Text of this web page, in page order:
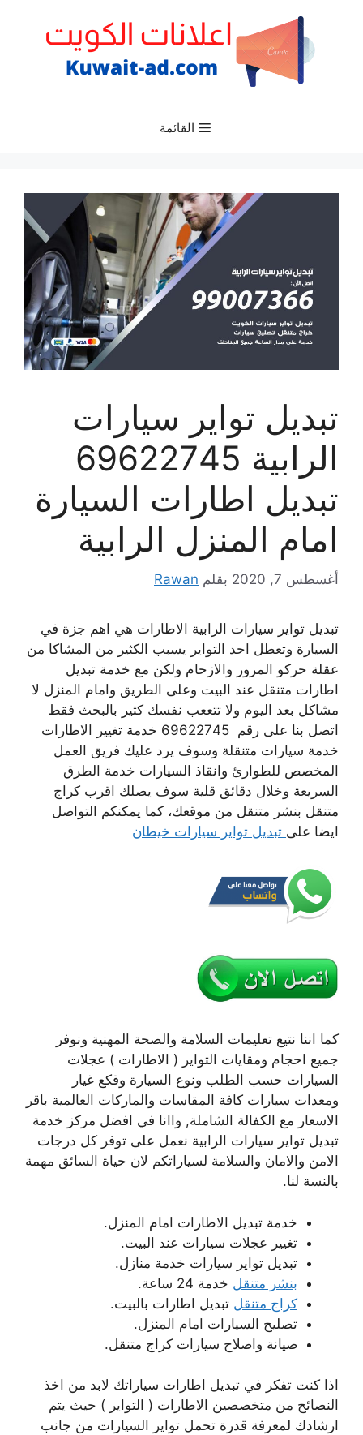
القائمة
تبديل تواير سيارات
الرابية 69622745
تبديل اطارات السيارة
امام المنزل الرابية
أغسطس 7, 2020 بقلم Rawan
تبديل تواير سيارات الرابية الاطارات هي اهم جزة في
السيارة وتعطل احد التواير يسبب الكثير من المشاكا من
عقلة حركو المرور والازحام ولكن مع خدمة تبديل
اطارات متنقل عند البيت وعلى الطريق وامام المنزل لا
مشاكل بعد اليوم ولا تتععب نفسك كثير بالبحث فقط
اتصل بنا على رقم 69622745 خدمة تغيير الاطارات
خدمة سيارات متنقلة وسوف يرد عليك فريق العمل
المخصص للطوارئ وانقاذ السيارات خدمة الطرق
السريعة وخلال دقائق قلية سوف يصلك اقرب كراج
متنقل بنشر متنقل من موقعك، كما يمكنكم التواصل
ايضا على تبديل تواير سيارات خيطان
كما اننا نتيع تعليمات السلامة والصحة المهنية ونوفر
جميع احجام ومقايات التواير ( الاطارات ) عجلات
السيارات حسب الطلب ونوع السيارة وقكع غيار
ومعدات سيارات كافة المقاسات والماركات العالمية باقر
الاسعار مع الكفالة الشاملة, واانا في افضل مركز خدمة
تبديل تواير سيارات الرابية نعمل على توفر كل درجات
الامن والامان والسلامة لسياراتكم لان حياة السائق مهمة
بالنسة لنا.
خدمة تبديل الاطارات امام المنزل.
تغيير عجلات سيارات عند البيت.
تبديل تواير سيارات خدمة منازل.
بنشر متنقل خدمة 24 ساعة.
كراج متنقل تبديل اطارات بالبيت.
تصليح السيارات امام المنزل.
صيانة واصلاح سيارات كراج متنقل.
اذا كنت تفكر في تبديل اطارات سياراتك لابد من اخذ
النصائح من متخصصين الاطارات ( التواير ) حيث يتم
ارشادك لمعرفة قدرة تحمل تواير السيارات من جانب